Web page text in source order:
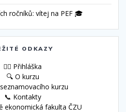
ročníků: vítej na PEF 🎓
ODKAZY
🙋‍♀️ Přihláška
🔍 O kurzu
kurzu
📞 Kontakty
ekonomická fakulta ČZU